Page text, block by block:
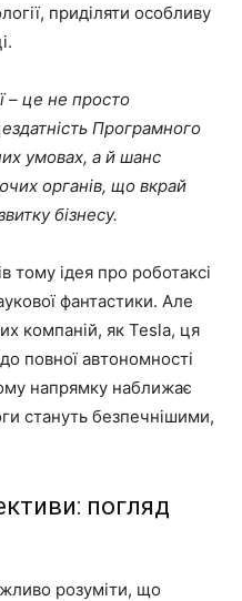
приділяти особливу
– це не просто
Програмного
умовах, а й шанс
органів, що вкрай
бізнесу.
тому ідея про роботаксі
фантастики. Але
компаній, як Tesla, ця
повної автономності
напрямку наближає
стануть безпечнішими,
погляд
розуміти, що